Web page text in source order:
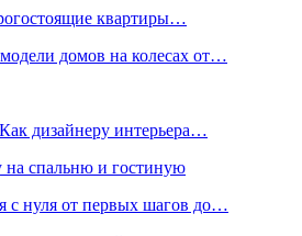
квартиры…
домов на колесах от…
дизайнеру интерьера…
на спальню и гостиную
с нуля от первых шагов до…